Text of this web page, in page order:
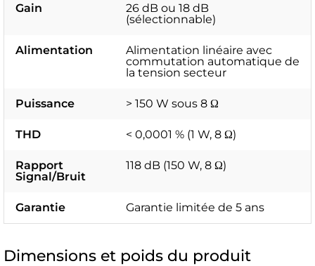
Gain
26 dB ou 18 dB
(sélectionnable)
Alimentation
Alimentation linéaire avec
commutation automatique de
la tension secteur
Puissance > 150 W sous 8 Ω
THD < 0,0001 % (1 W, 8 Ω)
Rapport
Signal/Bruit
118 dB (150 W, 8 Ω)
Garantie Garantie limitée de 5 ans
Dimensions et poids du produit